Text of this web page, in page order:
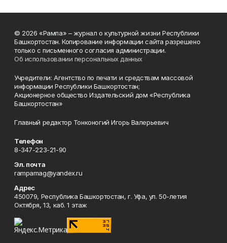
© 2026 «Рампа» – журнал о культурной жизни Республики
Башкортостан. Копирование информации сайта разрешено
только с письменного согласия администрации.
Об использовании персональных данных
Учредители: Агентство по печати и средствам массовой
информации Республики Башкортостан;
Акционерное общество Издательский дом «Республика
Башкортостан»
Главный редактор Тонконогий Игорь Валерьевич
Телефон
8-347-223-21-90
Эл. почта
rampamag@yandex.ru
Адрес
450079, Республика Башкортостан, г. Уфа, ул. 50-летия
Октября, 13, каб. 1 этаж